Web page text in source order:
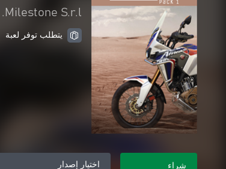
Milestone S.r.l.
يتطلب توفر لعبة
شراء
اختيار إصدار